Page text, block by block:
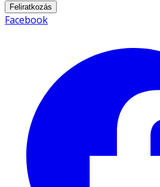
Feliratkozás
Facebook